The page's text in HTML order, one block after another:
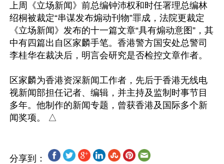
上周《立场新闻》前总编钟沛权和时任署理总编林
绍桐被裁定“串谋发布煽动刊物”罪成，法院更裁定
《立场新闻》发布的十一篇文章“具有煽动意图”，其
中有四篇出自区家麟手笔。香港警方国安处总警司
李桂华在裁决后，明言会研究是否检控文章作者。
区家麟为香港资深新闻工作者，先后于香港无线电
视新闻部担任记者、编辑，并主持及监制时事节目
多年。他制作的新闻专题，曾获香港及国际多个新
分享到：